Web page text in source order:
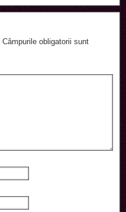
Câmpurile obligatorii sunt